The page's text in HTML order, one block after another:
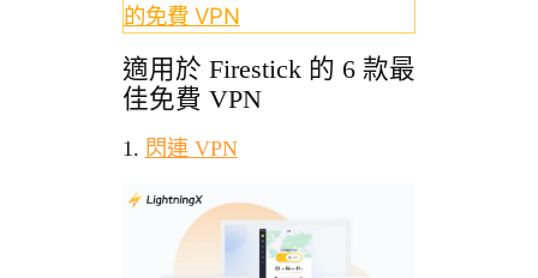
的免費 VPN
適用於 Firestick 的 6 款最
佳免費 VPN
1. 閃連 VPN